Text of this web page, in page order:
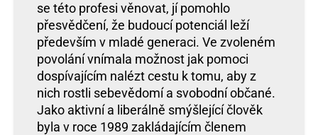
se této profesi věnovat, jí pomohlo
přesvědčení, že budoucí potenciál leží
především v mladé generaci. Ve zvoleném
povolání vnímala možnost jak pomoci
dospívajícím nalézt cestu k tomu, aby z
nich rostli sebevědomí a svobodní občané.
Jako aktivní a liberálně smýšlející člověk
byla v roce 1989 zakládajícím členem